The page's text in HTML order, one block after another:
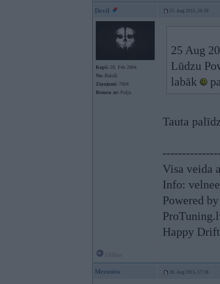
Devil 25. Aug 2015, 20:59
Kopš: 20. Feb 2004
No: Baloži
Ziņojumi: 7004
Braucu ar: Pulju
25 Aug
Lūdzu
labāk
Tauta
Visa veida
Info:
Powered by
Happy
Mezoniss 26. Aug 2015, 17:18